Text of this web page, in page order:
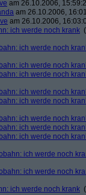
am 26.10.2006,
am 26.10.2006,
am 26.10.2006,
ich werde noch krank (
ich werde noch
ich werde noch
ich werde noch
ich werde noch
ich werde noch
ich werde noch
ich werde noch
ich werde noch
ich werde noch
ich werde noch
ich werde noch krank (